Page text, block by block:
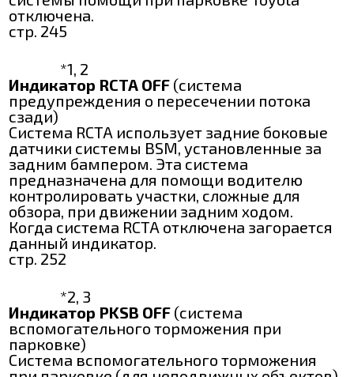
отключена.
стр. 245
*1, 2
Индикатор RCTA OFF (система
предупреждения о пересечении потока
сзади)
Система RCTA использует задние боковые
датчики системы ВЅM, установленные за
задним бампером. Эта система
предназначена для помощи водителю
контролировать участки, сложные для
обзора, при движении задним ходом.
Когда система RCTA отключена загорается
данный индикатор.
стр. 252
*2, 3
Индикатор PKSB OFF (система
вспомогательного торможения при
парковке)
Система вспомогательного торможения